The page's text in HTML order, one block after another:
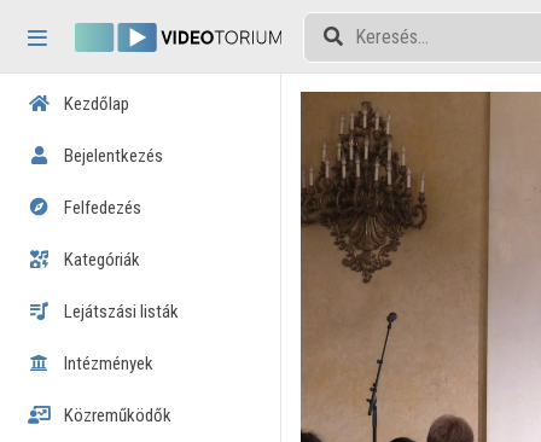
Tartalom kihagyása
Kezdőlap
Bejelentkezés
Felfedezés
Kategóriák
Lejátszási listák
Intézmények
Közreműködők